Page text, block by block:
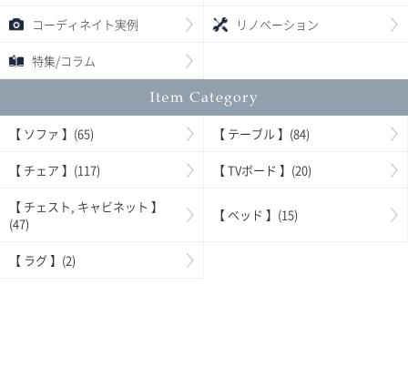
コーディネイト実例 リノベーション
特集/コラム
【 ソファ 】(65) 【 テーブル 】(84)
【 チェア 】(117) 【 TVボード 】(20)
【 チェスト, キャビネット 】
(47)
【 ベッド 】(15)
【 ラグ 】(2)